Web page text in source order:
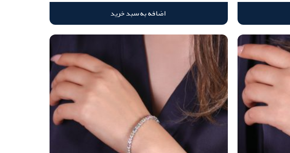
اضافه به سبد خرید